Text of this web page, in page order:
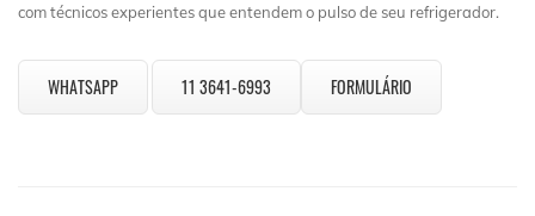
com técnicos experientes que entendem o pulso de seu refrigerador.
WHATSAPP 11 3641-6993 FORMULÁRIO